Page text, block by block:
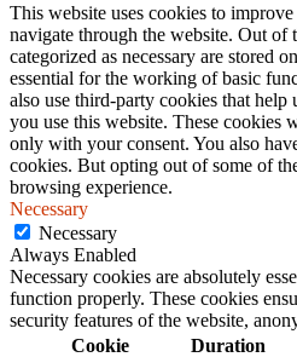
This website uses cookies to
navigate through the website. Out of
categorized as necessary are stored
essential for the working of basic
also use third-party cookies that help
you use this website. These cookies
only with your consent. You also
cookies. But opting out of some of
browsing experience.
Necessary
Necessary
Always Enabled
Necessary cookies are absolutely
function properly. These cookies
security features of the website,
Cookie
Duration